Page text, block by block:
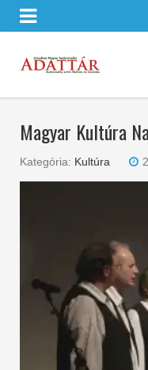
Magyar Kultúra
Kategória: Kultúra